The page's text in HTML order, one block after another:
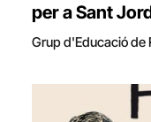
per a Sant
Grup d'Educació de